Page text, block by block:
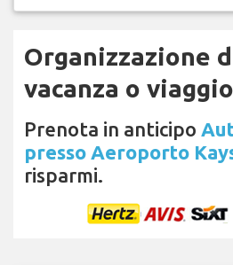
Organizzazione
vacanza o
Prenota in anticipo
presso Aeroporto
risparmi.